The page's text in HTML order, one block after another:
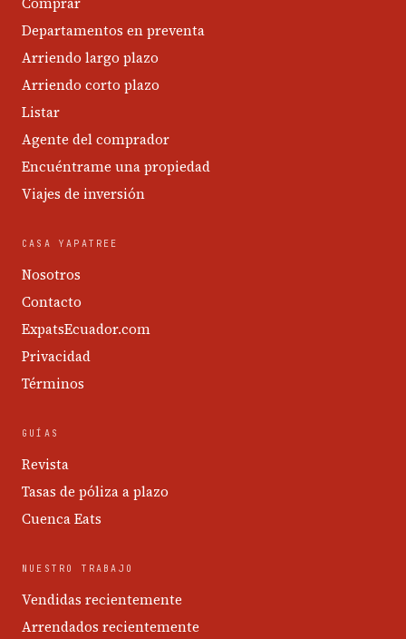
Departamentos en preventa
Arriendo largo plazo
Arriendo corto plazo
Listar
Agente del comprador
Encuéntrame una propiedad
Viajes de inversión
CASA YAPATREE
Nosotros
Contacto
ExpatsEcuador.com
Privacidad
Términos
GUÍAS
Revista
Tasas de póliza a plazo
Cuenca Eats
NUESTRO TRABAJO
Vendidas recientemente
Arrendados recientemente